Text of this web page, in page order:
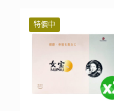
特價中